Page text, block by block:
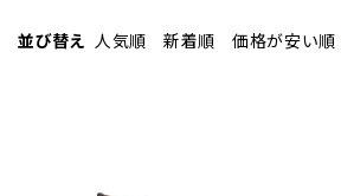
並び替え 人気順 新着順 価格が安い順